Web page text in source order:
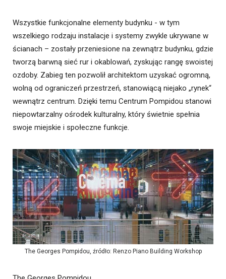
Wszystkie funkcjonalne elementy budynku - w tym
wszelkiego rodzaju instalacje i systemy zwykle ukrywane w
ścianach – zostały przeniesione na zewnątrz budynku, gdzie
tworzą barwną sieć rur i okablowań, zyskując rangę swoistej
ozdoby. Zabieg ten pozwolił architektom uzyskać ogromną,
wolną od ograniczeń przestrzeń, stanowiącą niejako „rynek“
wewnątrz centrum. Dzięki temu Centrum Pompidou stanowi
niepowtarzalny ośrodek kulturalny, który świetnie spełnia
swoje miejskie i społeczne funkcje.
The Georges Pompidou, źródło: Renzo Piano Building Workshop